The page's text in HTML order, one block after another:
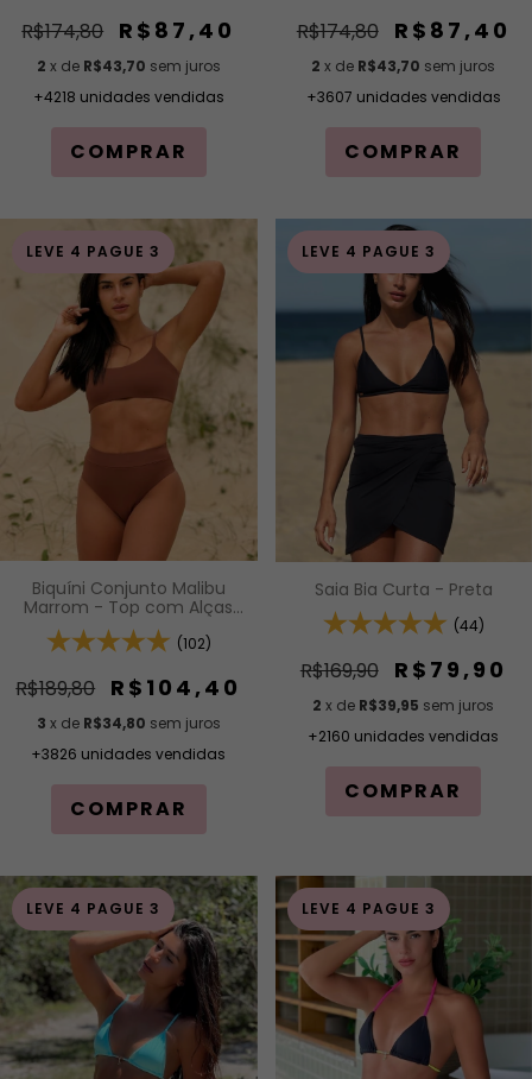
R$174,80 R$87,40
2 x de R$43,70 sem juros
+4218 unidades vendidas
COMPRAR
R$174,80 R$87,40
2 x de R$43,70 sem juros
+3607 unidades vendidas
COMPRAR
LEVE 4 PAGUE 3
Biquíni Conjunto Malibu
Marrom - Top com Alças
Fixas e Bojo Removível e
Calcinha Cintura Alta (Hot
(102)
R$189,80 R$104,40
3 x de R$34,80 sem juros
+3826 unidades vendidas
COMPRAR
LEVE 4 PAGUE 3
Saia Bia Curta - Preta
(44)
R$169,90 R$79,90
2 x de R$39,95 sem juros
+2160 unidades vendidas
COMPRAR
LEVE 4 PAGUE 3 LEVE 4 PAGUE 3